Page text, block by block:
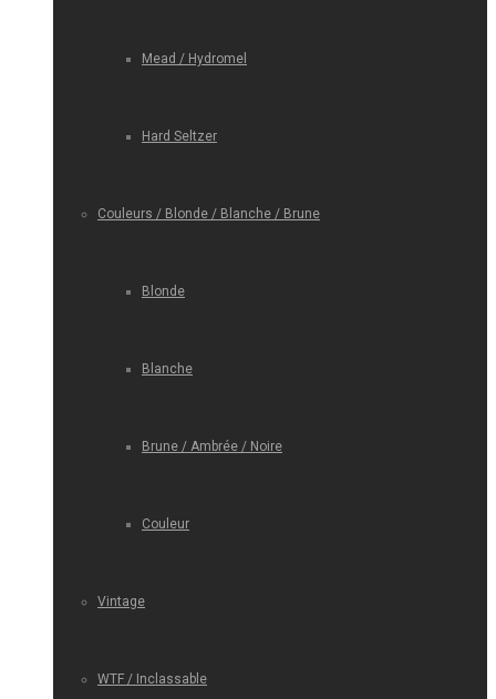
Mead / Hydromel
Hard Seltzer
Couleurs / Blonde / Blanche / Brune
Blonde
Blanche
Brune / Ambrée / Noire
Couleur
Vintage
WTF / Inclassable